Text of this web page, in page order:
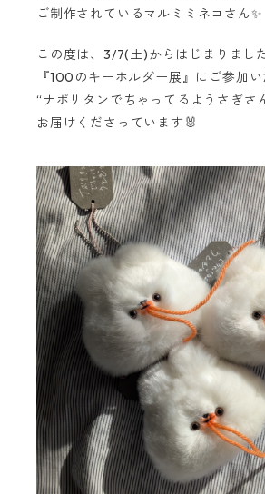
ご制作されているマルミミネコさん✨
この度は、3/7(土)からはじまりまし
『100のキーホルダー展』にご参加い
“ナポリタンでちゃってるようさぎさ
お届けくださっています🐰